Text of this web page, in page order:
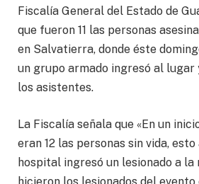
Fiscalía General del Estado de
que fueron 11 las personas
en Salvatierra, donde éste
un grupo armado ingresó al
los asistentes.
La Fiscalía señala que «En un
eran 12 las personas sin vida,
hospital ingresó un lesionado a la